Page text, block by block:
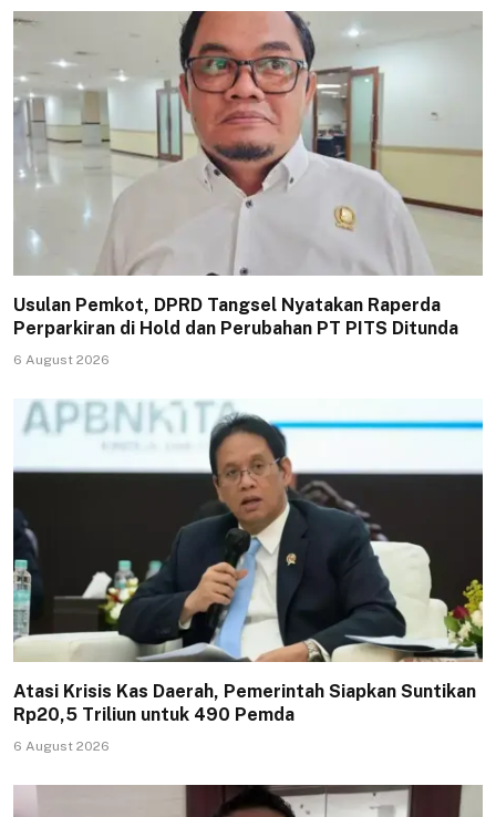
Usulan Pemkot, DPRD Tangsel Nyatakan Raperda
Perparkiran di Hold dan Perubahan PT PITS Ditunda
6 August 2026
Atasi Krisis Kas Daerah, Pemerintah Siapkan Suntikan
Rp20,5 Triliun untuk 490 Pemda
6 August 2026